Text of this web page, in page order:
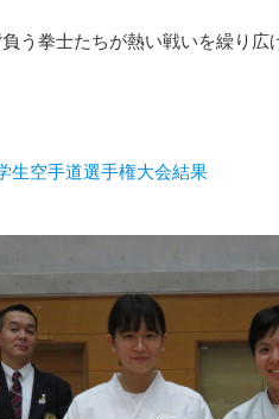
う拳士たちが熱い戦いを繰り広
生空手道選手権大会結果